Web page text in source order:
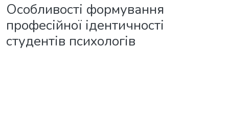
Особливості формування
професійної ідентичності
студентів психологів